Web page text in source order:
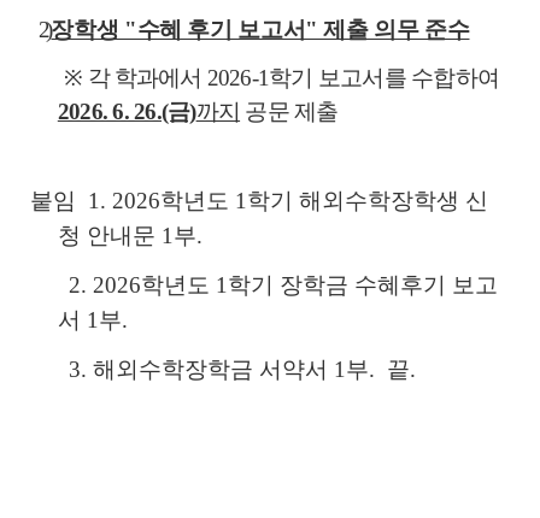
2)장학생 "수혜 후기 보고서" 제출 의무 준수
※ 각 학과에서 2026-1학기 보고서를 수합하여
2026. 6. 26.(금)까지 공문 제출
붙임 1. 2026학년도 1학기 해외수학장학생 신
청 안내문 1부.
2. 2026학년도 1학기 장학금 수혜후기 보고
서 1부.
3. 해외수학장학금 서약서 1부. 끝.